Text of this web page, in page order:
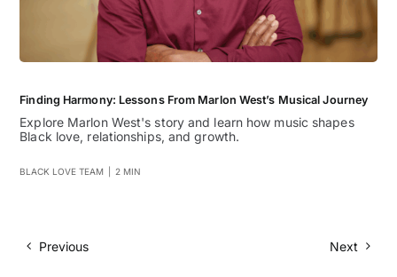
Finding Harmony: Lessons From Marlon West’s Musical Journey
Explore Marlon West's story and learn how music shapes
Black love, relationships, and growth.
BLACK LOVE TEAM 2 MIN
Previous Next